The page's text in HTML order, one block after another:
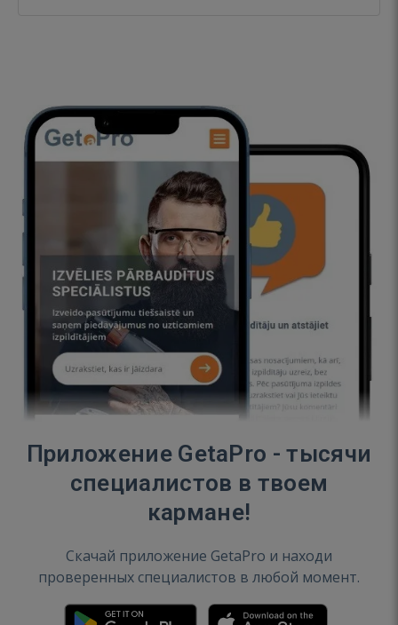
Приложение GetaPro - тысячи
специалистов в твоем
кармане!
Скачай приложение GetaPro и находи
проверенных специалистов в любой момент.